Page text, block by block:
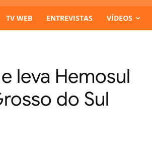
TV WEB ENTREVISTAS VÍDEOS
leva Hemosul
do Sul